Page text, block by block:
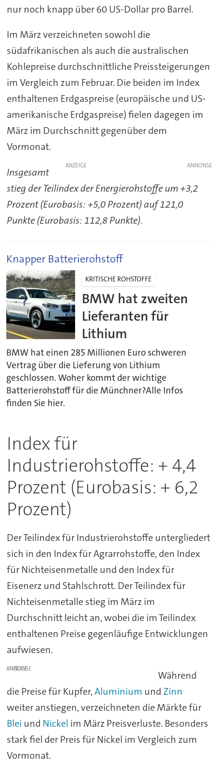
nur noch knapp über 60 US-Dollar pro Barrel.
Im März verzeichneten sowohl die
südafrikanischen als auch die australischen
Kohlepreise durchschnittliche Preissteigerungen
im Vergleich zum Februar. Die beiden im Index
enthaltenen Erdgaspreise (europäische und US-
amerikanische Erdgaspreise) fielen dagegen im
März im Durchschnitt gegenüber dem
Vormonat.
ANZEIGE
Insgesamt
stieg der Teilindex der Energierohstoffe um +3,2
Prozent (Eurobasis: +5,0 Prozent) auf 121,0
Punkte (Eurobasis: 112,8 Punkte).
Knapper Batterierohstoff
KRITISCHE ROHSTOFFE
BMW hat zweiten
Lieferanten für
Lithium
BMW hat einen 285 Millionen Euro schweren
Vertrag über die Lieferung von Lithium
geschlossen. Woher kommt der wichtige
Batterierohstoff für die Münchner?Alle Infos
finden Sie hier.
Index für
Industrierohstoffe: + 4,4
Prozent (Eurobasis: + 6,2
Prozent)
Der Teilindex für Industrierohstoffe untergliedert
sich in den Index für Agrarrohstoffe, den Index
für Nichteisenmetalle und den Index für
Eisenerz und Stahlschrott. Der Teilindex für
Nichteisenmetalle stieg im März im
Durchschnitt leicht an, wobei die im Teilindex
enthaltenen Preise gegenläufige Entwicklungen
aufwiesen.
ANZEIGE
Während
die Preise für Kupfer,Aluminium und Zinn
weiter anstiegen, verzeichneten die Märkte für
Blei und Nickel im März Preisverluste. Besonders
stark fiel der Preis für Nickel im Vergleich zum
Vormonat.